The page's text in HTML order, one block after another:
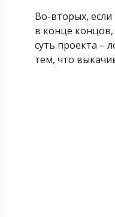
Во-вторых,
в конце
суть проекта –
тем, что